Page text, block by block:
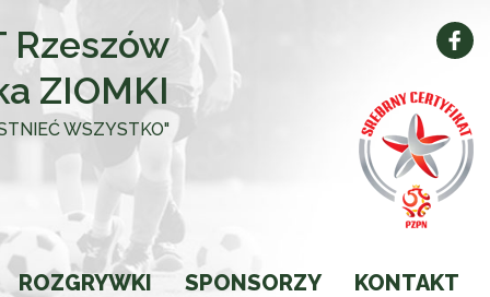
Rzeszów
ZIOMKI
WSZYSTKO"
ROZGRYWKI SPONSORZY KONTAKT